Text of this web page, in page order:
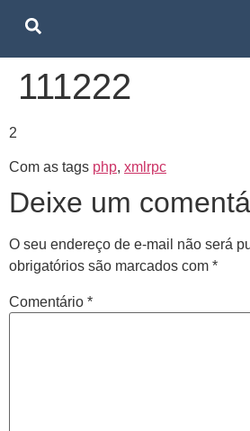
111222
2
Com as tags php, xmlrpc
Deixe um
O seu endereço de e-mail não será
obrigatórios são marcados com *
Comentário *